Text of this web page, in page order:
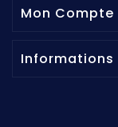
Mon Compte
Informations